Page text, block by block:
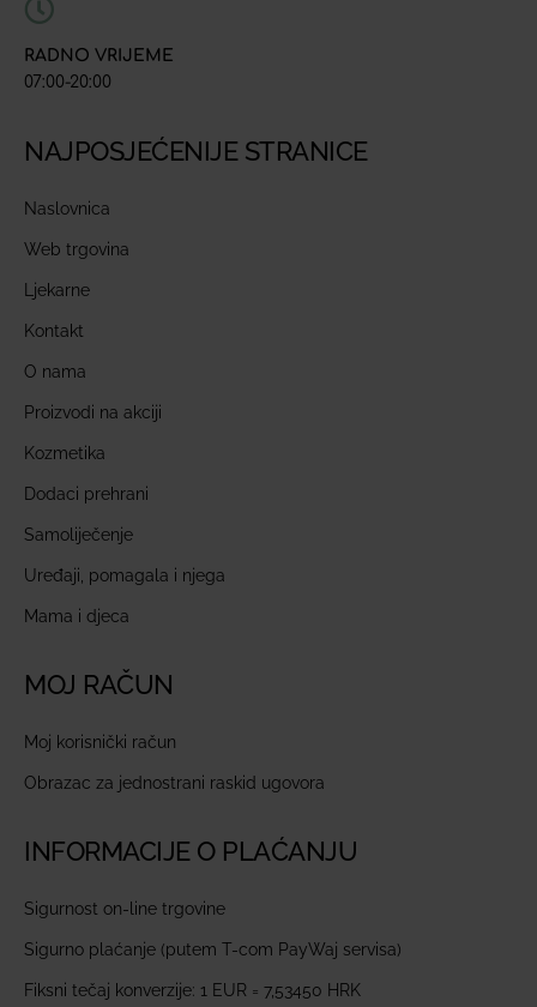
RADNO VRIJEME
07:00-20:00
NAJPOSJEĆENIJE STRANICE
Naslovnica
Web trgovina
Ljekarne
Kontakt
O nama
Proizvodi na akciji
Kozmetika
Dodaci prehrani
Samoliječenje
Uređaji, pomagala i njega
Mama i djeca
MOJ RAČUN
Moj korisnički račun
Obrazac za jednostrani raskid ugovora
INFORMACIJE O PLAĆANJU
Sigurnost on-line trgovine
Sigurno plaćanje (putem T-com PayWaj servisa)
Fiksni tečaj konverzije: 1 EUR = 7,53450 HRK